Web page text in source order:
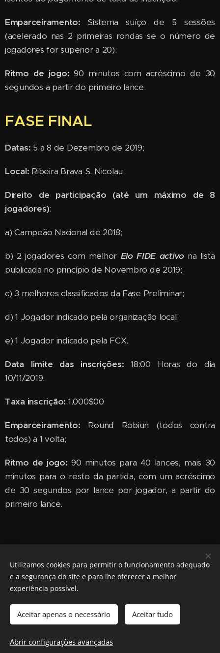
Emparceiramento: Sistema suíço de 5 sessões
(acelerado nas 2 primeiras rondas se o número de
jogadores for superior a 20);
Ritmo de jogo: 90 minutos com acréscimo de 30
segundos a partir do primeiro lance.
FASE FINAL
Datas: 5 a 8 de Dezembro de 2019;
Local: Ribeira Brava-S. Nicolau
Direito de participação (até um máximo de 8
jogadores):
a) Campeão Nacional de 2018;
b) 2 jogadores com melhor Elo FIDE activo na lista
publicada no princípio de Novembro de 2019;
c) 3 melhores classificados da Fase Preliminar;
d) 1 Jogador indicado pela organização local;
e) 1 Jogador indicado pela FCX.
Data limite das inscrições: 18:00 Horas do dia
10/11/2019.
Taxa inscrição: 1.000$00
Emparceiramento: Round Robiun (todos contra
todos) a 1 volta;
Ritmo de jogo: 90 minutos para 40 lances, mais 30
minutos para o resto da partida, com um acréscimo
de 30 segundos por lance por jogador, a partir do
primeiro lance.
Share
Federação Cabo-verdiana de Xadrez
Desenvolvido por
Utilizamos cookies para permitir o funcionamento adequado
e a segurança do site e para lhe oferecer a melhor
experiência possível.
Aceitar apenas o necessário Aceitar tudo
Abrir configurações avançadas